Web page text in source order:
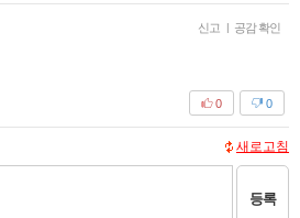
신고 | 공감 확인
0
0
새로고침
등록